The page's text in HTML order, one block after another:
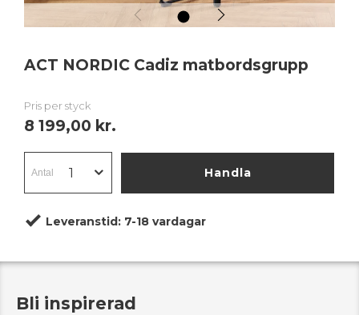
ACT NORDIC Cadiz matbordsgrupp
Pris per styck
8 199,00 kr.
Handla
Leveranstid: 7-18 vardagar
Bli inspirerad